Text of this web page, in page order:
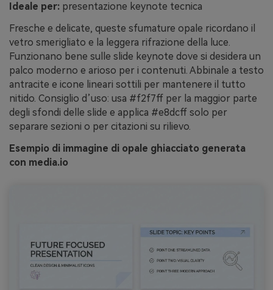
Ideale per: presentazione keynote tecnica
Fresche e delicate, queste sfumature opale ricordano il
vetro smerigliato e la leggera rifrazione della luce.
Funzionano bene sulle slide keynote dove si desidera un
palco moderno e arioso per i contenuti. Abbinale a testo
antracite e icone lineari sottili per mantenere il tutto
nitido. Consiglio d’uso: usa #f2f7ff per la maggior parte
degli sfondi delle slide e applica #e8dcff solo per
separare sezioni o per citazioni su rilievo.
Esempio di immagine di opale ghiacciato generata
con media.io